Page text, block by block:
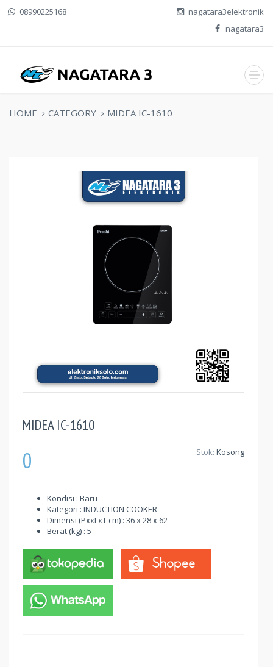
08990225168
nagatara3elektronik
nagatara3
HOME CATEGORY MIDEA IC-1610
MIDEA IC-1610
0 Stok: Kosong
Kondisi : Baru
Kategori : INDUCTION COOKER
Dimensi (PxxLxT cm) : 36 x 28 x 62
Berat (kg) : 5